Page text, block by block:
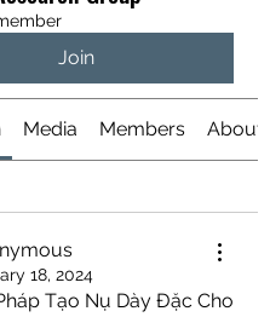
Join
Media Members About
18, 2024
Tạo Nụ Dày Đặc Cho